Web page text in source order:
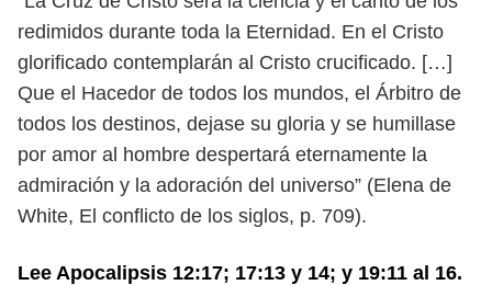
redimidos durante toda la Eternidad. En el Cristo
glorificado contemplarán al Cristo crucificado. […]
Que el Hacedor de todos los mundos, el Árbitro de
todos los destinos, dejase su gloria y se humillase
por amor al hombre despertará eternamente la
admiración y la adoración del universo” (Elena de
White, El conflicto de los siglos, p. 709).
Lee Apocalipsis 12:17; 17:13 y 14; y 19:11 al 16.